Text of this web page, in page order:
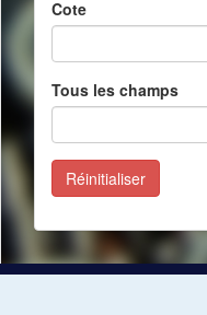
Cote
Tous les champs
Réinitialiser